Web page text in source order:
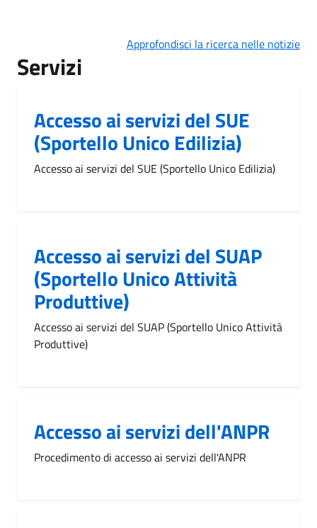
Approfondisci la ricerca nelle notizie
Servizi
Accesso ai servizi del SUE
(Sportello Unico Edilizia)
Accesso ai servizi del SUE (Sportello Unico Edilizia)
Accesso ai servizi del SUAP
(Sportello Unico Attività
Produttive)
Accesso ai servizi del SUAP (Sportello Unico Attività
Produttive)
Accesso ai servizi dell'ANPR
Procedimento di accesso ai servizi dell'ANPR